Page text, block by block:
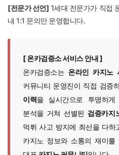
[전문가 선언] 1세대 전문가가 직접
내 1:1 문의만 운영합니다.
[ 온카검증소 서비스 안내 ]
온카검증소는 온라인 카지노
커뮤니티 운영진이 직접 검증
이력을 실시간으로 투명하
분석을 거쳐 선별된 검증카지
먹튀 사고 방지에 최선을 다하
카지노 정보와 소통의 재미